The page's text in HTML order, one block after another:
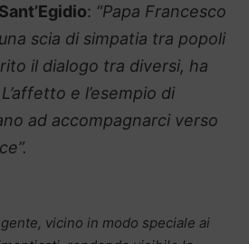
: “Papa Francesco
scia di simpatia tra popoli
il dialogo tra diversi, ha
e l’esempio di
ad accompagnarci verso
vicino in modo speciale ai